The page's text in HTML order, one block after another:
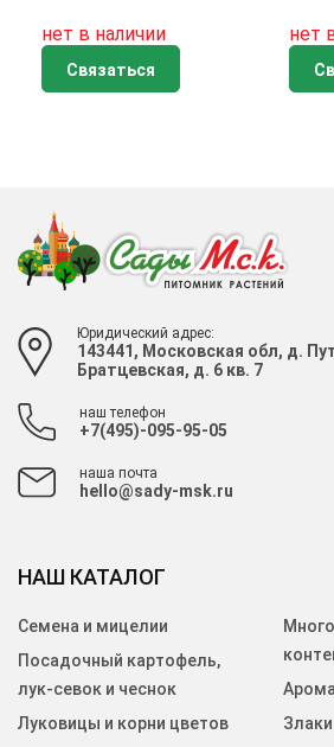
нет в наличии
Связаться
нет
Юридический адрес:
143441, Московская обл, д.
Братцевская, д. 6 кв. 7
наш телефон
+7(495)-095-95-05
наша почта
hello@sady-msk.ru
НАШ КАТАЛОГ
Семена и мицелии
Посадочный картофель,
лук-севок и чеснок
Луковицы и корни цветов
Злаки